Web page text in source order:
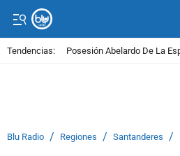
Tendencias: Posesión Abelardo De La
Blu Radio / Regiones / Santanderes /